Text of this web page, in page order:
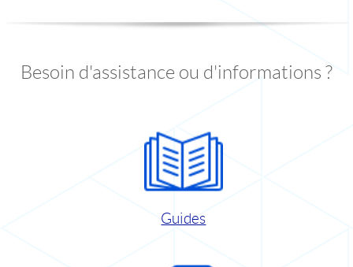
Besoin d'assistance ou d'informations ?
Guides